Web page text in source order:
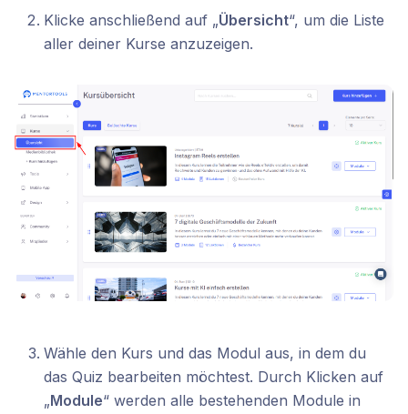
Klicke anschließend auf „Übersicht“, um die Liste
aller deiner Kurse anzuzeigen.
Wähle den Kurs und das Modul aus, in dem du
das Quiz bearbeiten möchtest. Durch Klicken auf
„Module“ werden alle bestehenden Module in